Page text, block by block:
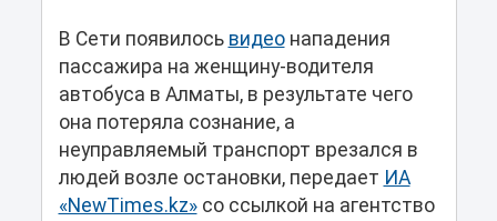
В Сети появилось видеонападения
пассажира на женщину-водителя
автобуса в Алматы, в результате чего
она потеряла сознание, а
неуправляемый транспорт врезался в
людей возле остановки, передает ИА
«NewTimes.kz»со ссылкой на агентство